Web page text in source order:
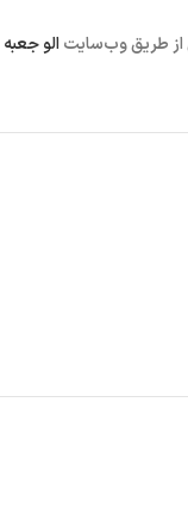
از طریق وب‌سایتالو جعبه